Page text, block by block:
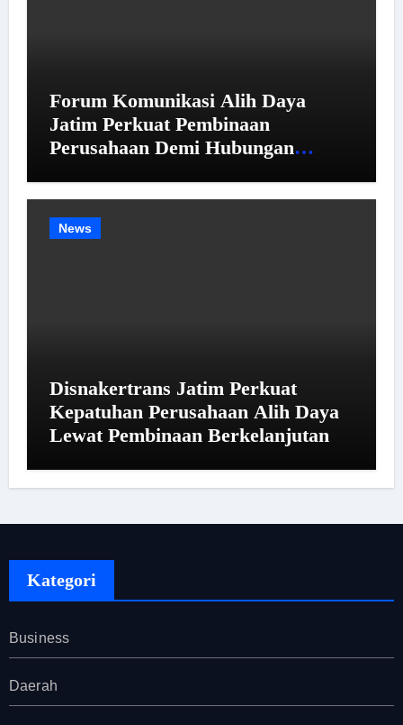
Forum Komunikasi Alih Daya
Jatim Perkuat Pembinaan
Perusahaan Demi Hubungan
News
Disnakertrans Jatim Perkuat
Kepatuhan Perusahaan Alih Daya
Lewat Pembinaan Berkelanjutan
Kategori
Business
Daerah